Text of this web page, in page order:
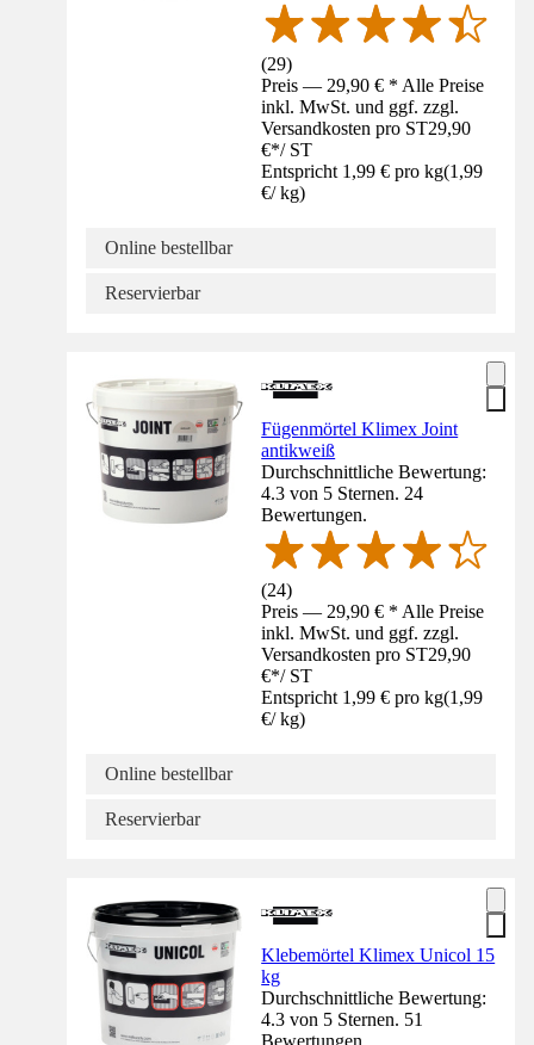
(29)
Preis — 29,90 € * Alle Preise
inkl. MwSt. und ggf. zzgl.
Versandkosten pro ST29,90
€*/ ST
Entspricht 1,99 € pro kg(1,99
€/ kg)
Online bestellbar
Reservierbar
Fügenmörtel Klimex Joint
antikweiß
Durchschnittliche Bewertung:
4.3 von 5 Sternen. 24
Bewertungen.
(24)
Preis — 29,90 € * Alle Preise
inkl. MwSt. und ggf. zzgl.
Versandkosten pro ST29,90
€*/ ST
Entspricht 1,99 € pro kg(1,99
€/ kg)
Online bestellbar
Reservierbar
Klebemörtel Klimex Unicol 15
kg
Durchschnittliche Bewertung:
4.3 von 5 Sternen. 51
Bewertungen.